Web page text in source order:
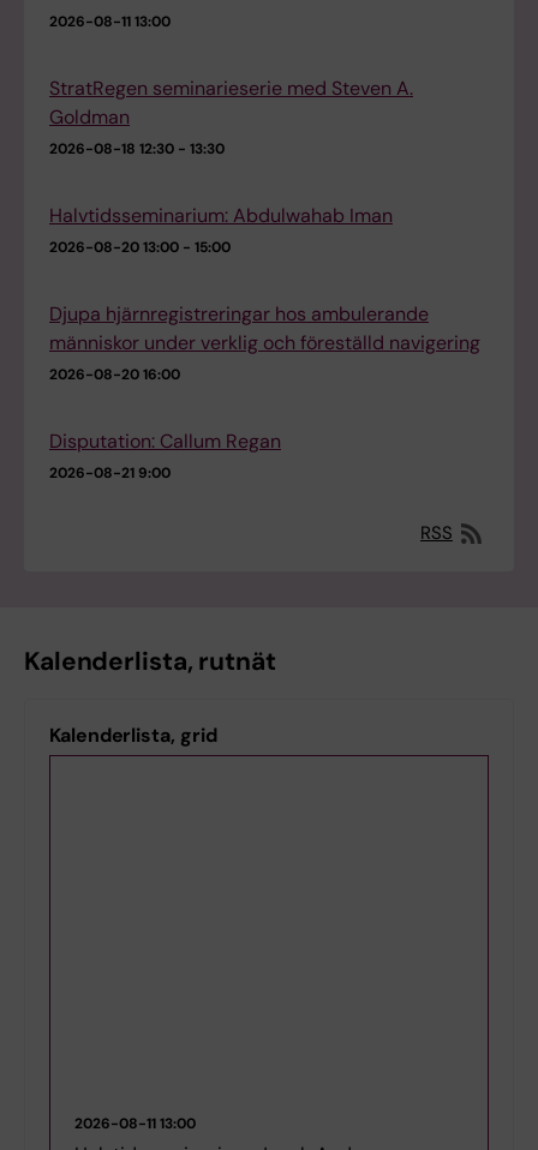
2026-08-1113:00
StratRegen seminarieserie med Steven A.
Goldman
2026-08-18 12:30 - 13:30
Halvtidsseminarium: Abdulwahab Iman
2026-08-2013:00 - 15:00
Djupa hjärnregistreringar hos ambulerande
människor under verklig och föreställd navigering
2026-08-2016:00
Disputation: Callum Regan
2026-08-21 9:00
RSS
Kalenderlista, rutnät
Kalenderlista, grid
2026-08-1113:00